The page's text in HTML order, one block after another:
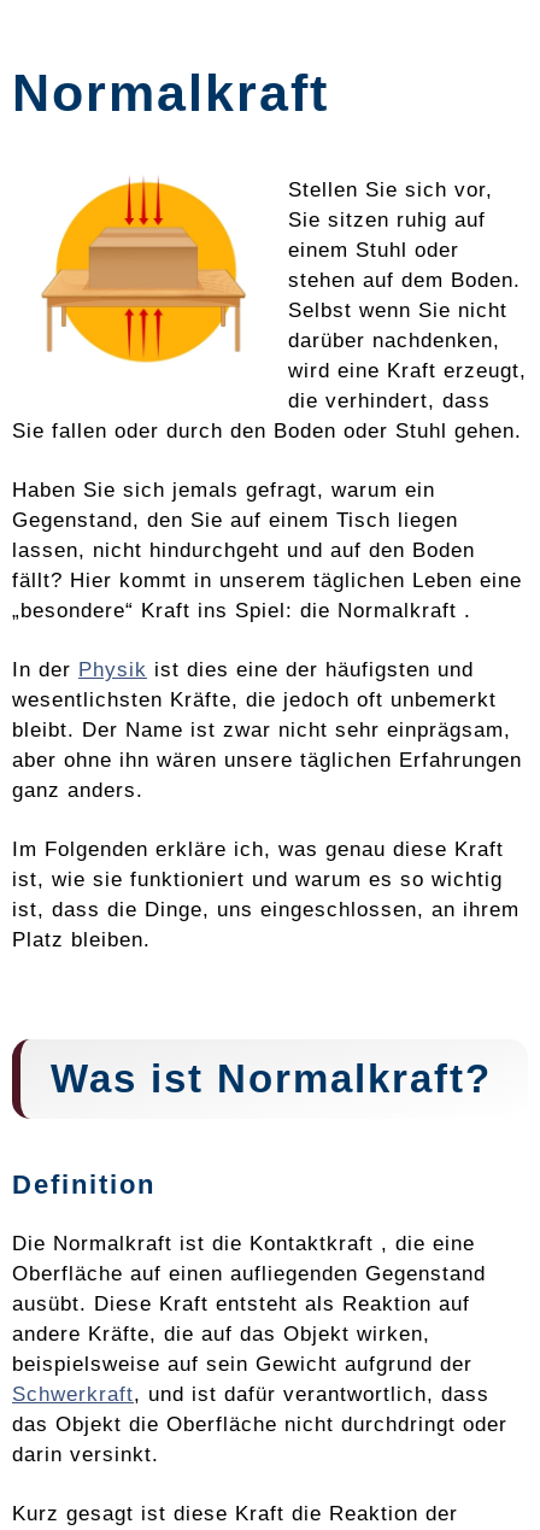
Normalkraft
Stellen Sie sich vor,
Sie sitzen ruhig auf
einem Stuhl oder
stehen auf dem Boden.
Selbst wenn Sie nicht
darüber nachdenken,
wird eine Kraft erzeugt,
die verhindert, dass
Sie fallen oder durch den Boden oder Stuhl gehen.
Haben Sie sich jemals gefragt, warum ein
Gegenstand, den Sie auf einem Tisch liegen
lassen, nicht hindurchgeht und auf den Boden
fällt? Hier kommt in unserem täglichen Leben eine
„besondere“ Kraft ins Spiel: die Normalkraft .
In der Physik ist dies eine der häufigsten und
wesentlichsten Kräfte, die jedoch oft unbemerkt
bleibt. Der Name ist zwar nicht sehr einprägsam,
aber ohne ihn wären unsere täglichen Erfahrungen
ganz anders.
Im Folgenden erkläre ich, was genau diese Kraft
ist, wie sie funktioniert und warum es so wichtig
ist, dass die Dinge, uns eingeschlossen, an ihrem
Platz bleiben.
Was ist Normalkraft?
Definition
Die Normalkraft ist die Kontaktkraft , die eine
Oberfläche auf einen aufliegenden Gegenstand
ausübt. Diese Kraft entsteht als Reaktion auf
andere Kräfte, die auf das Objekt wirken,
beispielsweise auf sein Gewicht aufgrund der
Schwerkraft, und ist dafür verantwortlich, dass
das Objekt die Oberfläche nicht durchdringt oder
darin versinkt.
Kurz gesagt ist diese Kraft die Reaktion der